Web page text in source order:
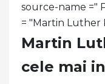
source-name ="
= "Martin Luther
Martin
cele mai